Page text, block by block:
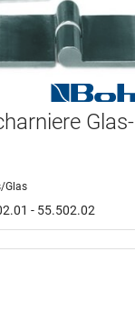
Glas-
Glas
- 55.502.02